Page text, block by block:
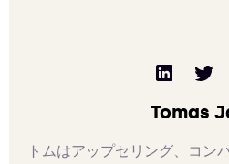
Tomas
トムはアップセリング、コン